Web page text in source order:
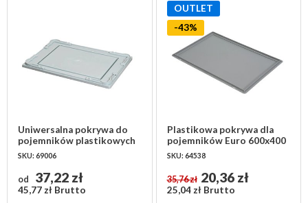
Uniwersalna pokrywa do
pojemników plastikowych
600x400x10mm
SKU: 69006
od 37,22 zł
45,77 zł Brutto
OUTLET
-43%
Plastikowa pokrywa dla
pojemników Euro 600x400
mm - bez zawiasów
SKU: 64538
35,76 zł 20,36 zł
25,04 zł Brutto